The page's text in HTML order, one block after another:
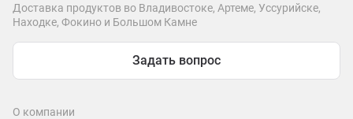
О компании
Доставка продуктов во Владивостоке, Артеме, Уссурийске,
Находке, Фокино и Большом Камне
Задать вопрос